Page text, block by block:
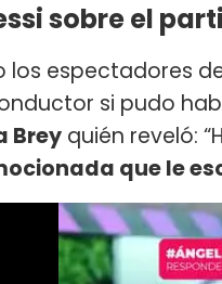
sobre el
espectadores
si pudo
Brey quién reveló:
que le